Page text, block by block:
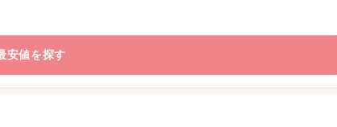
安値を探す